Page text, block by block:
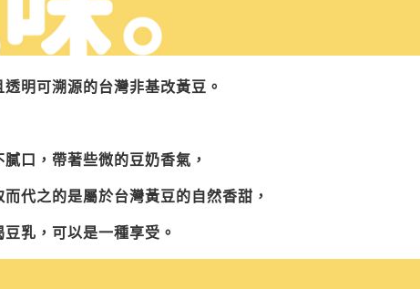
明可溯源的台灣非基改黃豆。
口，帶著些微的豆奶香氣，
代之的是屬於台灣黃豆的自然香甜，
乳，可以是一種享受。